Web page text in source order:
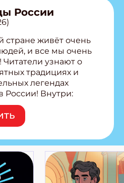
России
стране живёт очень
и все мы очень
Читатели узнают о
традициях и
легендах
России! Внутри:
татар, башкир и
Настольная игра
из Алтая Очень
народов России
про
приключения!